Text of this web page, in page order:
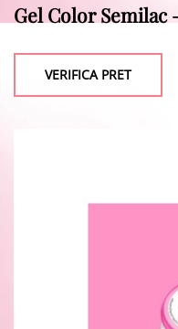
Gel Color Semilac
VERIFICA PRET